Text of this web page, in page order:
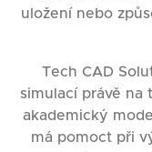
uložení nebo
Tech CAD
simulací právě na
akademický
má pomoct při